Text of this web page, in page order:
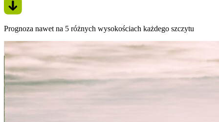
Prognoza nawet na 5 różnych wysokościach każdego szczytu